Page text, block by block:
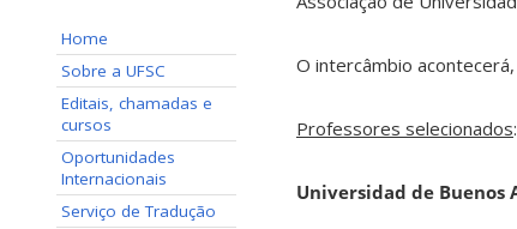
Home
Sobre a UFSC
Editais, chamadas e
cursos
Oportunidades
Internacionais
Serviço de Tradução
O intercâmbio
Professores selecionados:
Universidad de Buenos